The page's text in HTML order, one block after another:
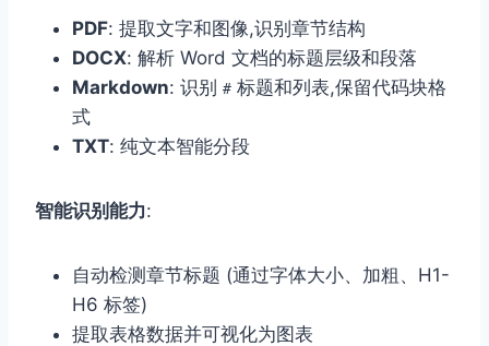
PDF: 提取文字和图像,识别章节结构
DOCX: 解析 Word 文档的标题层级和段落
Markdown: 识别 # 标题和列表,保留代码块格
式
TXT: 纯文本智能分段
智能识别能力:
自动检测章节标题 (通过字体大小、加粗、H1-
H6 标签)
提取表格数据并可视化为图表